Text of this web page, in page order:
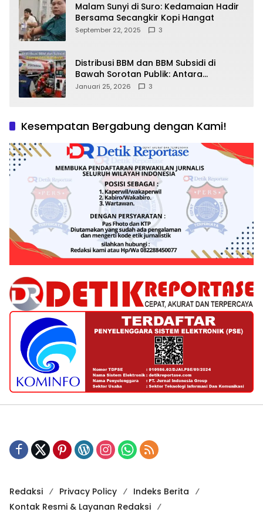
Malam Sunyi di Suro: Kedamaian Hadir
Bersama Secangkir Kopi Hangat
September 22, 2025 3
Distribusi BBM dan BBM Subsidi di
Bawah Sorotan Publik: Antara
Kepentingan Negara, Hak Konsumen,
Januari 25, 2026 3
Kesempatan Bergabung dengan Kami!
Redaksi Privacy Policy
Indeks Berita
Kontak Resmi & Layanan Redaksi